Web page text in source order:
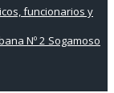
funcionarios y
Nº 2 Sogamoso